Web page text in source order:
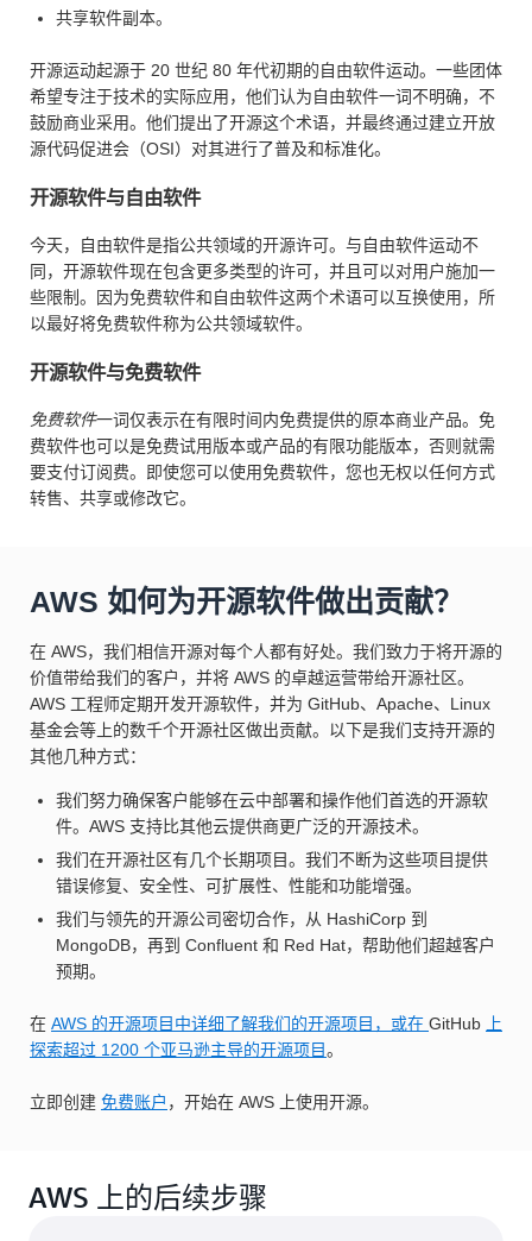
共享软件副本。
开源运动起源于 20 世纪 80 年代初期的自由软件运动。一些团体
希望专注于技术的实际应用，他们认为自由软件一词不明确，不
鼓励商业采用。他们提出了开源这个术语，并最终通过建立开放
源代码促进会（OSI）对其进行了普及和标准化。
开源软件与自由软件
今天，自由软件是指公共领域的开源许可。与自由软件运动不
同，开源软件现在包含更多类型的许可，并且可以对用户施加一
些限制。因为免费软件和自由软件这两个术语可以互换使用，所
以最好将免费软件称为公共领域软件。
开源软件与免费软件
免费软件一词仅表示在有限时间内免费提供的原本商业产品。免
费软件也可以是免费试用版本或产品的有限功能版本，否则就需
要支付订阅费。即使您可以使用免费软件，您也无权以任何方式
转售、共享或修改它。
AWS 如何为开源软件做出贡献？
在 AWS，我们相信开源对每个人都有好处。我们致力于将开源的
价值带给我们的客户，并将 AWS 的卓越运营带给开源社区。
AWS 工程师定期开发开源软件，并为 GitHub、Apache、Linux
基金会等上的数千个开源社区做出贡献。以下是我们支持开源的
其他几种方式：
我们努力确保客户能够在云中部署和操作他们首选的开源软
件。AWS 支持比其他云提供商更广泛的开源技术。
我们在开源社区有几个长期项目。我们不断为这些项目提供
错误修复、安全性、可扩展性、性能和功能增强。
我们与领先的开源公司密切合作，从 HashiCorp 到
MongoDB，再到 Confluent 和 Red Hat，帮助他们超越客户
预期。
在 AWS 的开源项目中详细了解我们的开源项目，或在 GitHub
上
探索超过 1200 个亚马逊主导的开源项目。
立即创建 免费账户 ，开始在 AWS 上使用开源。
AWS 上的后续步骤